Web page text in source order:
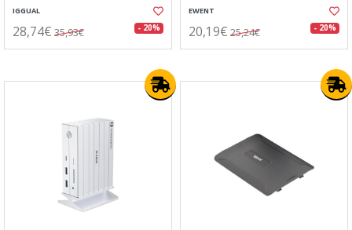
IGGUAL
28,74€ 35,93€ - 20%
EWENT
20,19€ 25,24€ - 20%